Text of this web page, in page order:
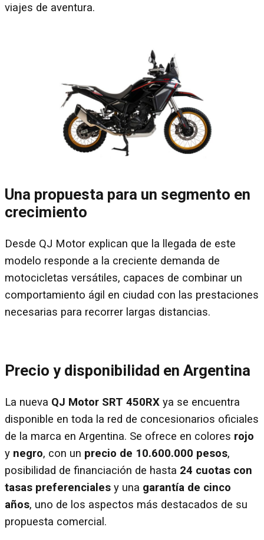
viajes de aventura.
Una propuesta para un segmento en
crecimiento
Desde QJ Motor explican que la llegada de este
modelo responde a la creciente demanda de
motocicletas versátiles, capaces de combinar un
comportamiento ágil en ciudad con las prestaciones
necesarias para recorrer largas distancias.
Precio y disponibilidad en Argentina
La nueva QJ Motor SRT 450RX ya se encuentra
disponible en toda la red de concesionarios oficiales
de la marca en Argentina. Se ofrece en colores rojo
y negro, con un precio de 10.600.000 pesos,
posibilidad de financiación de hasta 24 cuotas con
tasas preferenciales y una garantía de cinco
años, uno de los aspectos más destacados de su
propuesta comercial.